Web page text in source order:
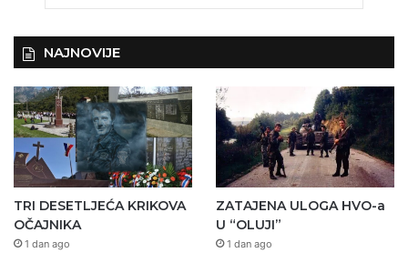
NAJNOVIJE
TRI DESETLJEĆA KRIKOVA
OČAJNIKA
1 dan ago
ZATAJENA ULOGA HVO-a
U “OLUJI”
1 dan ago